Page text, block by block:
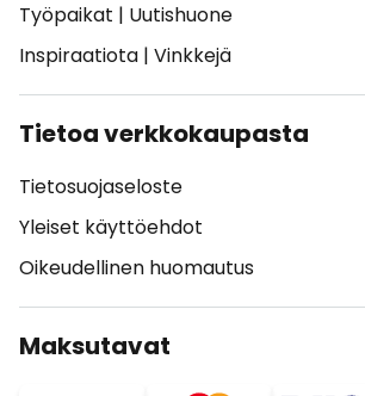
Työpaikat | Uutishuone
Inspiraatiota | Vinkkejä
Tietoa verkkokaupasta
Tietosuojaseloste
Yleiset käyttöehdot
Oikeudellinen huomautus
Maksutavat